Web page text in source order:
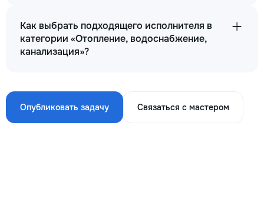
Как выбрать подходящего исполнителя в
категории «Отопление, водоснабжение,
канализация»?
Опубликовать задачу Связаться с мастером